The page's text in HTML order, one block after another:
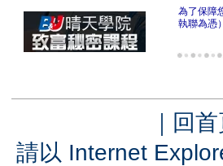
為了保障
執聯為憑
｜ 回
請以 Internet